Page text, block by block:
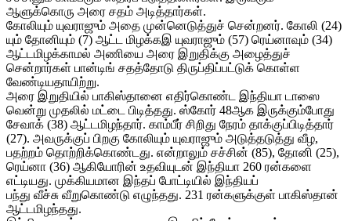
ஆளுக்கொரு அரை சதம் அடித்தார்கள்.
கோலியும் யுவராஜும் அதை முன்னெடுத்துச் சென்றனர். கோலி (24)
யும் தோனியும் (7) ஆட்ட மிழக்கஇ யுவராஜும் (57) ரெய்னாவும் (34)
ஆட்டமிழக்காமல் அணியை அரை இறுதிக்கு அழைத்துச்
சென்றார்கள் பான்டிங் சதத்தோடு திருப்திப்பட்டுக் கொள்ள
வேண்டியதாயிற்று.
அரை இறுதியில் பாகிஸ்தானை எதிர்கொண்ட இந்தியா டாஸை
வென்று முதலில் மட்டை பிடித்தது. ஸ்கோர் 48ஆக இருக்கும்போது
சேவாக் (38) ஆட்டமிழந்தார். காம்பீர் சிறிது நேரம் தாக்குப்பிடித்தார்
(27). அவருக்குப் பிறகு கோலியும் யுவராஜும் அடுத்தடுத்து வீழ,
பதற்றம் தொற்றிக்கொண்டது. என்றாலும் சச்சின் (85), தோனி (25),
ரெய்னா (36) ஆகியோரின் உதவியுடன் இந்தியா 260 ரன்களை
எட்டியது. முக்கியமான இந்தப் போட்டியில் இந்தியப்
பந்து வீச்சு வீறுகொண்டு எழுந்தது. 231 ரன்களுக்குள் பாகிஸ்தான்
ஆட்டமிழந்தது.